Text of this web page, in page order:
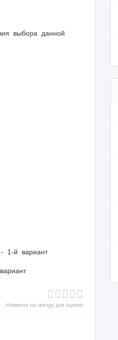
выбора данной
- 1-й вариант
Нажмите на звезду для оценки